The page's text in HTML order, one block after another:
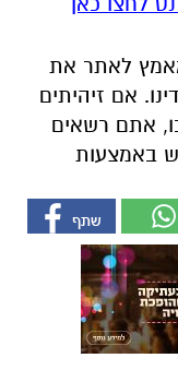
אתם רשאים